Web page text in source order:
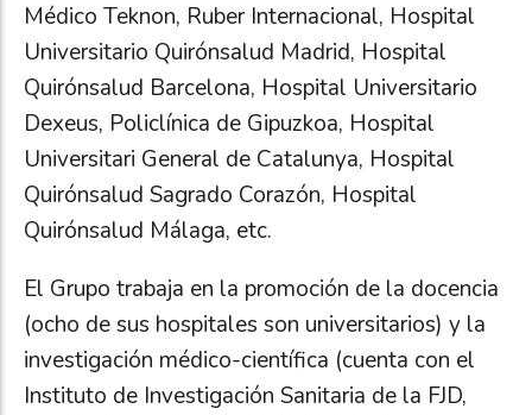
Médico Teknon, Ruber Internacional, Hospital
Universitario Quirónsalud Madrid, Hospital
Quirónsalud Barcelona, Hospital Universitario
Dexeus, Policlínica de Gipuzkoa, Hospital
Universitari General de Catalunya, Hospital
Quirónsalud Sagrado Corazón, Hospital
Quirónsalud Málaga, etc.
El Grupo trabaja en la promoción de la docencia
(ocho de sus hospitales son universitarios) y la
investigación médico-científica (cuenta con el
Instituto de Investigación Sanitaria de la FJD,